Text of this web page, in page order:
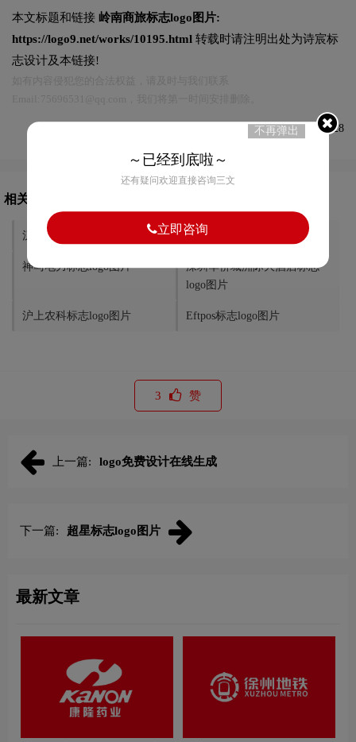
本文标题和链接 岭南商旅标志logo图片:
https://logo9.net/works/10195.html 转载时请注明出处为诗宸标
志设计及本链接!
发布于2022-11-23 08:56:28
相关文章推荐
汉京集团标志logo图片 森星标志logo图片
神马电力标志logo图片
深圳华侨城洲际大酒店标志
logo图片
沪上农科标志logo图片 Eftpos标志logo图片
3 赞
上一篇: logo免费设计在线生成
下一篇: 超星标志logo图片
最新文章
不再弹出
～已经到底啦～
还有疑问欢迎直接咨询三文
立即咨询